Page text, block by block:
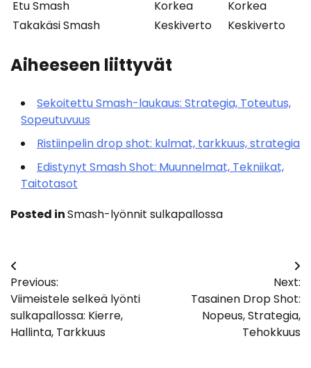
Etu Smash
Korkea
Korkea
Takakäsi Smash
Keskiverto Keskiverto
Aiheeseen liittyvät
Sekoitettu Smash-laukaus: Strategia, Toteutus,
Sopeutuvuus
Ristiinpelin drop shot: kulmat, tarkkuus, strategia
Edistynyt Smash Shot: Muunnelmat, Tekniikat,
Taitotasot
Posted inSmash-lyönnit sulkapallossa
Post
navigation
Previous:
Viimeistele selkeä lyönti
sulkapallossa: Kierre,
Hallinta, Tarkkuus
Next:
Tasainen Drop Shot:
Nopeus, Strategia,
Tehokkuus